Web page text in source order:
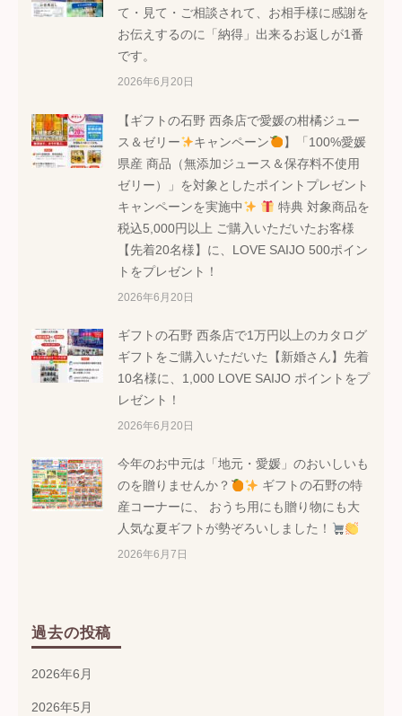
て・見て・ご相談されて、お相手様に感謝を
お伝えするのに「納得」出来るお返しが1番
です。
2026年6月20日
【ギフトの石野 西条店で愛媛の柑橘ジュー
ス＆ゼリー
キャンペーン
】「100%愛媛
県産 商品（無添加ジュース＆保存料不使用
ゼリー）」を対象としたポイントプレゼント
キャンペーンを実施中
特典 対象商品を
税込5,000円以上 ご購入いただいたお客様
【先着20名様】に、LOVE SAIJO 500ポイン
トをプレゼント！
2026年6月20日
ギフトの石野 西条店で1万円以上のカタログ
ギフトをご購入いただいた【新婚さん】先着
10名様に、1,000 LOVE SAIJO ポイントをプ
レゼント！
2026年6月20日
今年のお中元は「地元・愛媛」のおいしいも
のを贈りませんか？
ギフトの石野の特
産コーナーに、 おうち用にも贈り物にも大
人気な夏ギフトが勢ぞろいしました！
2026年6月7日
過去の投稿
2026年6月
2026年5月